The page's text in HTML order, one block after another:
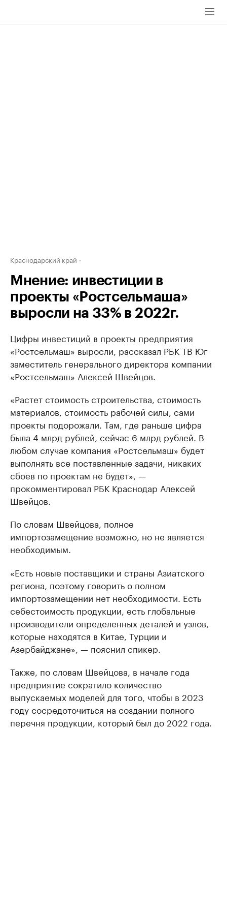
Краснодарский край
Мнение: инвестиции в
проекты «Ростсельмаша»
выросли на 33% в 2022г.
Цифры инвестиций в проекты предприятия
«Ростсельмаш» выросли, рассказал РБК ТВ Юг
заместитель генерального директора компании
«Ростсельмаш» Алексей Швейцов.
«Растет стоимость строительства, стоимость
материалов, стоимость рабочей силы, сами
проекты подорожали. Там, где раньше цифра
была 4 млрд рублей, сейчас 6 млрд рублей. В
любом случае компания «Ростсельмаш» будет
выполнять все поставленные задачи, никаких
сбоев по проектам не будет», —
прокомментировал РБК Краснодар Алексей
Швейцов.
По словам Швейцова, полное
импортозамещение возможно, но не является
необходимым.
«Есть новые поставщики и страны Азиатского
региона, поэтому говорить о полном
импортозамещении нет необходимости. Есть
себестоимость продукции, есть глобальные
производители определенных деталей и узлов,
которые находятся в Китае, Турции и
Азербайджане», — пояснил спикер.
Также, по словам Швейцова, в начале года
предприятие сократило количество
выпускаемых моделей для того, чтобы в 2023
году сосредоточиться на создании полного
перечня продукции, который был до 2022 года.